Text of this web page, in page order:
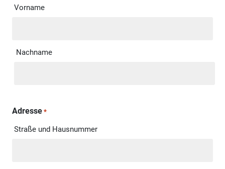
Vorname
Nachname
Adresse *
Straße und Hausnummer